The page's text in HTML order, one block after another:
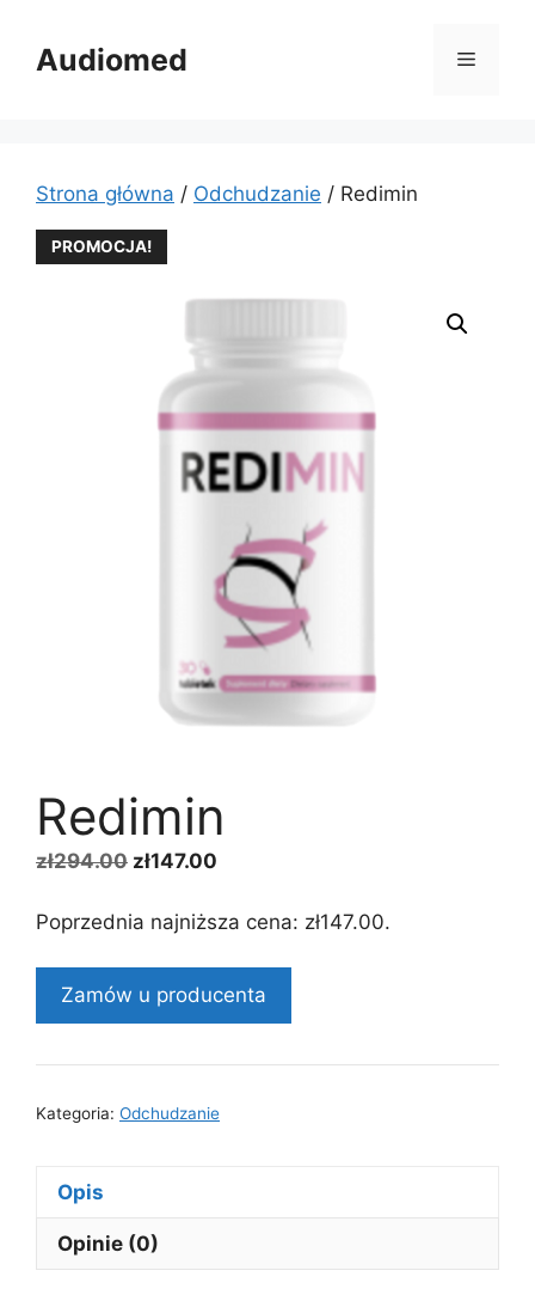
treściAudiomed Menu
Strona główna / Odchudzanie / Redimin
PROMOCJA!
Redimin
zł294.00 Pierwotna
wynosiła:
zł147.00
wynosi:
Poprzednia najniższa cena: zł147.00.
Zamów u producenta
Kategoria: Odchudzanie
Opis
Opinie (0)